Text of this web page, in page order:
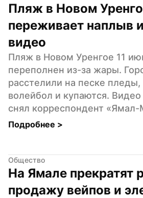
Пляж в Новом
переживает наплыв
видео
Пляж в Новом Уренгое 11
переполнен из-за жары.
расстелили на песке пледы,
волейбол и купаются.
снял корреспондент
Подробнее >
Общество
На Ямале прекратят
продажу вейпов и